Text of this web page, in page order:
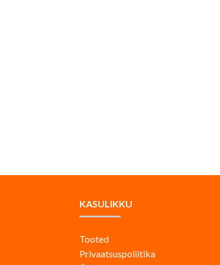
KASULIKKU
Tooted
Privaatsuspoliitika